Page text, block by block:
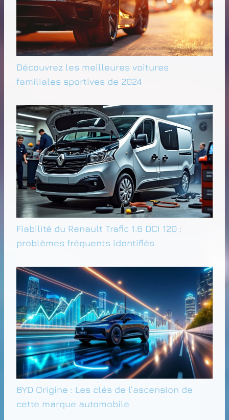
Découvrez les meilleures voitures
familiales sportives de 2024
Fiabilité du Renault Trafic 1.6 DCI 120 :
problèmes fréquents identifiés
BYD Origine : Les clés de l’ascension de
cette marque automobile